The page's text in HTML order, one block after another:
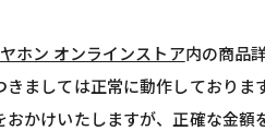
ホン オンラインストア内の商品
きましては正常に動作しておりま
おかけいたしますが、正確な金額